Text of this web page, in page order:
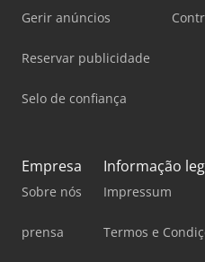
Gerir anúncios
Reservar publicidade
Selo de confiança
Empresa
Sobre nós
prensa
Informação
Impressum
Termos e